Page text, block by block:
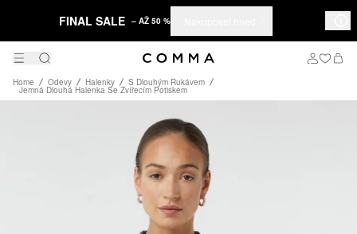
FINAL SALE – AŽ 50 %
Home Odevy Halenky S Dlouhým Rukávem
Jemná Dlouhá Halenka Se Zvířecím Potiskem